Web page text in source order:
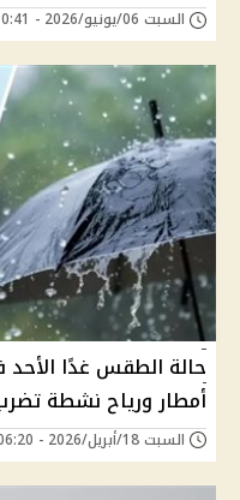
السبت 06/يونيو/2026 - 10:41 ص
أمطار ورياح نشطة
السبت 18/أبريل/2026 - 06:20 م